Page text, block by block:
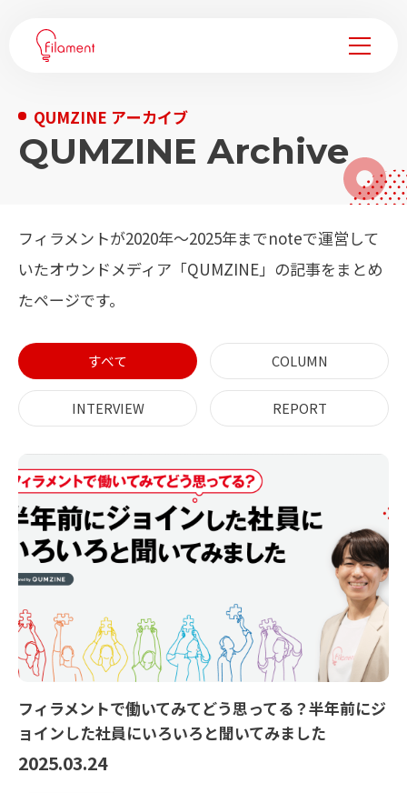
サービス
事例紹介
企業変革ノウハウ
会社情報
メンバー
メールマガジン
お問い合わせ
QUMZINE アーカイブ
QUMZINE Archive
フィラメントが2020年～2025年までnoteで運営して
いたオウンドメディア「QUMZINE」の記事をまとめ
たページです。
すべて COLUMN
INTERVIEW REPORT
フィラメントで働いてみてどう思ってる？半年前にジ
ョインした社員にいろいろと聞いてみました
2025.03.24